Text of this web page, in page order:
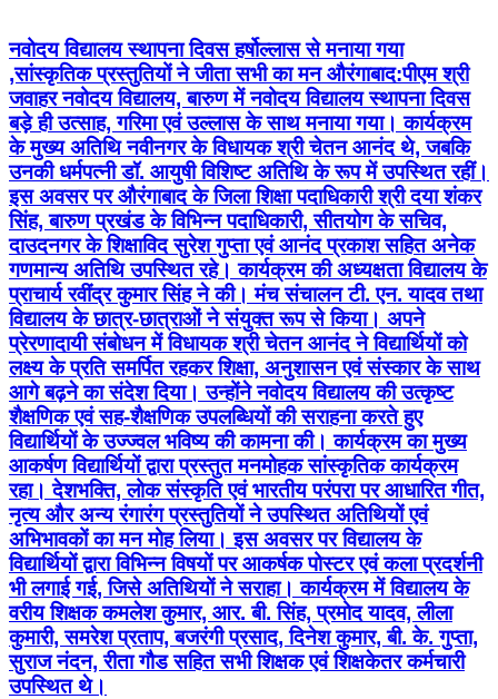
नवोदय विद्यालय स्थापना दिवस हर्षोल्लास से मनाया गया
,सांस्कृतिक प्रस्तुतियों ने जीता सभी का मन औरंगाबाद:पीएम श्री
जवाहर नवोदय विद्यालय, बारुण में नवोदय विद्यालय स्थापना दिवस
बड़े ही उत्साह, गरिमा एवं उल्लास के साथ मनाया गया। कार्यक्रम
के मुख्य अतिथि नवीनगर के विधायक श्री चेतन आनंद थे, जबकि
उनकी धर्मपत्नी डॉ. आयुषी विशिष्ट अतिथि के रूप में उपस्थित रहीं।
इस अवसर पर औरंगाबाद के जिला शिक्षा पदाधिकारी श्री दया शंकर
सिंह, बारुण प्रखंड के विभिन्न पदाधिकारी, सीतयोग के सचिव,
दाउदनगर के शिक्षाविद सुरेश गुप्ता एवं आनंद प्रकाश सहित अनेक
गणमान्य अतिथि उपस्थित रहे। कार्यक्रम की अध्यक्षता विद्यालय के
प्राचार्य रवींद्र कुमार सिंह ने की। मंच संचालन टी. एन. यादव तथा
विद्यालय के छात्र-छात्राओं ने संयुक्त रूप से किया। अपने
प्रेरणादायी संबोधन में विधायक श्री चेतन आनंद ने विद्यार्थियों को
लक्ष्य के प्रति समर्पित रहकर शिक्षा, अनुशासन एवं संस्कार के साथ
आगे बढ़ने का संदेश दिया। उन्होंने नवोदय विद्यालय की उत्कृष्ट
शैक्षणिक एवं सह-शैक्षणिक उपलब्धियों की सराहना करते हुए
विद्यार्थियों के उज्ज्वल भविष्य की कामना की। कार्यक्रम का मुख्य
आकर्षण विद्यार्थियों द्वारा प्रस्तुत मनमोहक सांस्कृतिक कार्यक्रम
रहा। देशभक्ति, लोक संस्कृति एवं भारतीय परंपरा पर आधारित गीत,
नृत्य और अन्य रंगारंग प्रस्तुतियों ने उपस्थित अतिथियों एवं
अभिभावकों का मन मोह लिया। इस अवसर पर विद्यालय के
विद्यार्थियों द्वारा विभिन्न विषयों पर आकर्षक पोस्टर एवं कला प्रदर्शनी
भी लगाई गई, जिसे अतिथियों ने सराहा। कार्यक्रम में विद्यालय के
वरीय शिक्षक कमलेश कुमार, आर. बी. सिंह, प्रमोद यादव, लीला
कुमारी, समरेश प्रताप, बजरंगी प्रसाद, दिनेश कुमार, बी. के. गुप्ता,
सुराज नंदन, रीता गौड सहित सभी शिक्षक एवं शिक्षकेतर कर्मचारी
उपस्थित थे।